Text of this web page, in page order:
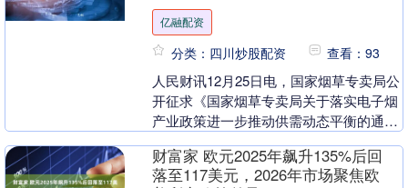
亿融配资
分类：四川炒股配资 查看：93
人民财讯12月25日电，国家烟草专卖局公
开征求《国家烟草专卖局关于落实电子烟
产业政策进一步推动供需动态平衡的通知
提出，推动电....
财富家 欧元2025年飙升135%后回
落至117美元，2026年市场聚焦欧